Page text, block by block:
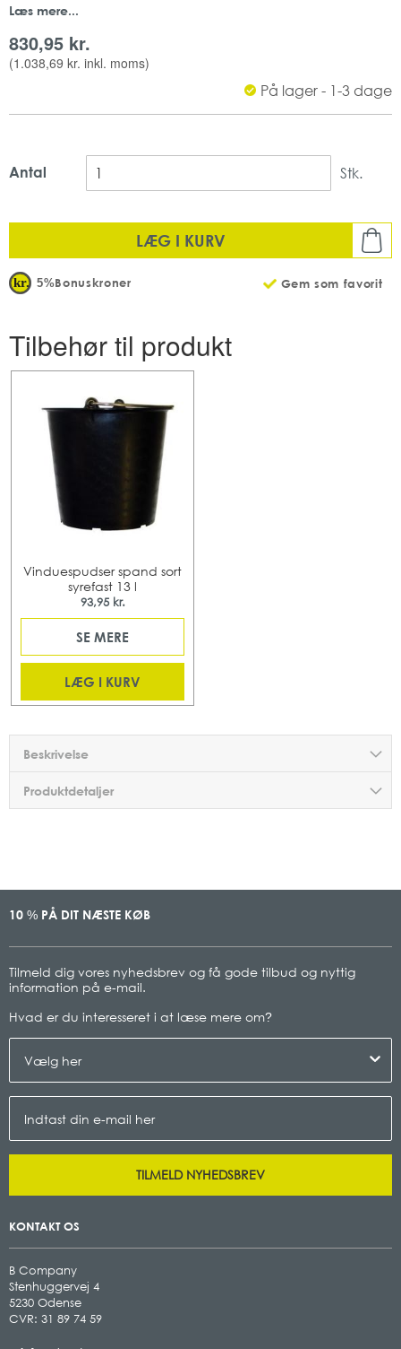
hvis man skal ud for at pudse vinduer.
Læs mere...
830,95 kr.
(1.038,69 kr. inkl. moms)
På lager - 1-3 dage
Antal Stk.
LÆG I KURV
Gem som favorit
5%Bonuskroner
Tilbehør til produkt
Vinduespudser spand sort
syrefast 13 l
93,95 kr.
SE MERE
LÆG I KURV
Beskrivelse
Produktdetaljer
10 % PÅ DIT NÆSTE KØB
Tilmeld dig vores nyhedsbrev og få gode tilbud og nyttig
information på e-mail.
Hvad er du interesseret i at læse mere om?
TILMELD NYHEDSBREV
KONTAKT OS
B Company
Stenhuggervej 4
5230 Odense
CVR: 31 89 74 59